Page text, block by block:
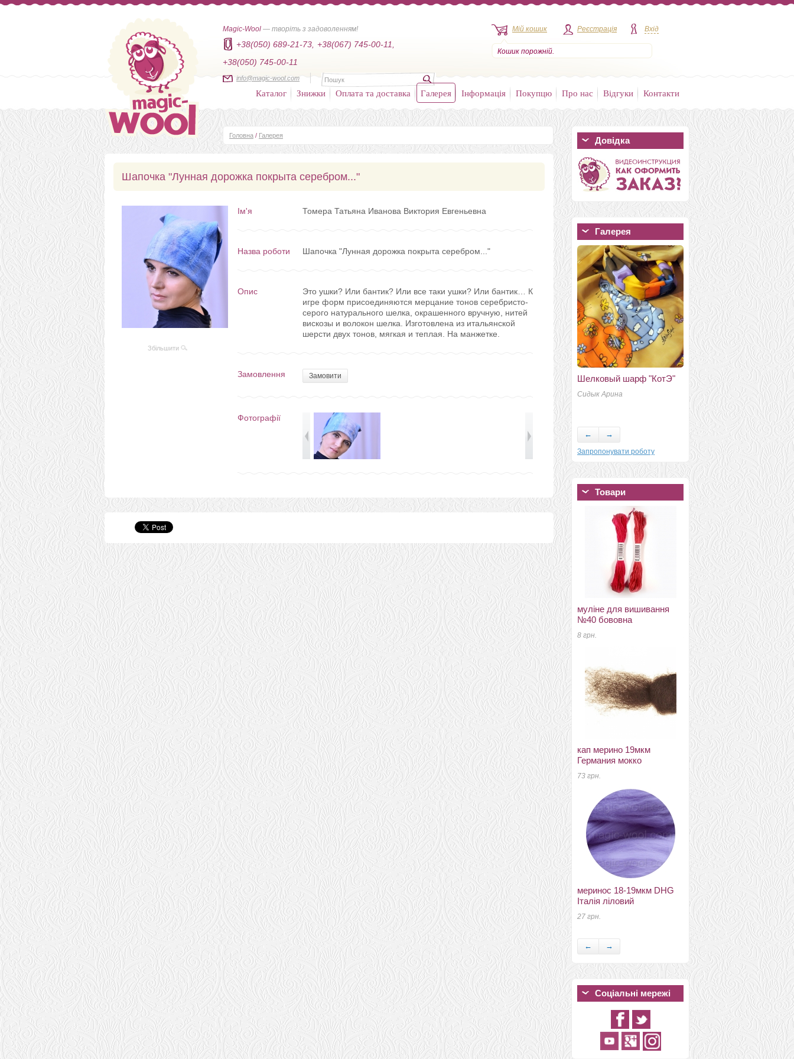
Magic-Wool — творіть з задоволенням!
+38(050) 689-21-73,
+38(067) 745-00-11,
+38(050) 745-00-11
info@magic-wool.com
Мій кошик
Кошик порожній.
Реєстрація Вхід
Каталог Знижки Оплата та доставка Галерея Інформація Покупцю Про нас Відгуки Контакти
Довідка
Галерея
Шелковый шарф "КотЭ"
Сидык Арина
Варежки "Комфорт"
Мелания
← →
Запропонувати роботу
Товари
муліне для вишивання
№40 бововна
8 грн.
кап мерино 19мкм
Германия мокко
73 грн.
меринос 18-19мкм DHG
Італія ліловий
27 грн.
цепочка для бижутерии
размер 2vv*1,6мм
29 грн.
меринос 21 мкм Англія
крижовнік
120 грн.
шарфи шифонові
кольорові 110см*175см
шелковый шарф 050
350 грн.
← →
Соціальні мережі
Головна / Галерея
Шапочка "Лунная дорожка покрыта серебром..."
Збільшити
Ім'я Томера Татьяна Иванова Виктория Евгеньевна
Назва роботи Шапочка "Лунная дорожка покрыта серебром..."
Опис
Это ушки? Или бантик? Или все таки ушки? Или бантик… К
игре форм присоединяются мерцание тонов серебристо-
серого натурального шелка, окрашенного вручную, нитей
вискозы и волокон шелка. Изготовлена из итальянской
шерсти двух тонов, мягкая и теплая. На манжетке.
Замовлення Замовити
Фотографії